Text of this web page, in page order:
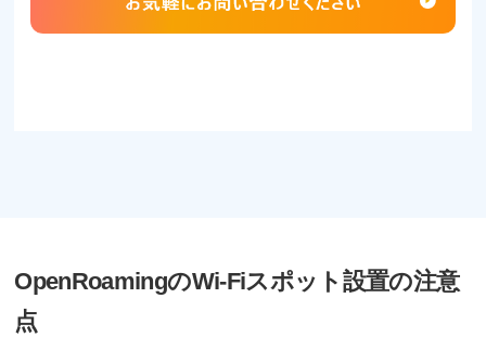
OpenRoamingのWi-Fiスポット設置の注意
点